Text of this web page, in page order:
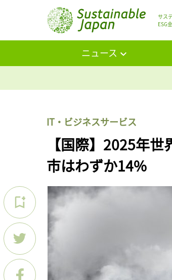
サス
ESG
ニュース
IT・ビジネスサービス
【国際】2025年
市はわずか14%